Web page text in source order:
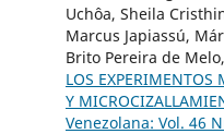
Uchôa, Sheila
Marcus Japiassú,
Brito Pereira de Melo,
LOS EXPERIMENTOS
Y
Venezolana: Vol. 46